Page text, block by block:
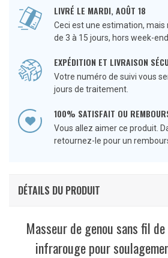
LIVRÉ LE MARDI, AOÛT 18
Ceci est une estimation, mais
de 3 à 15 jours, hors week-
EXPÉDITION ET LIVRAISON
Votre numéro de suivi vous
jours de traitement.
100% SATISFAIT OU
Vous allez aimer ce produit.
retournez-le pour un
DÉTAILS DU PRODUIT
Masseur de genou sans fil
infrarouge pour